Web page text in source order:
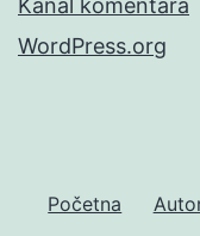
Kanal komentara
WordPress.org
Početna